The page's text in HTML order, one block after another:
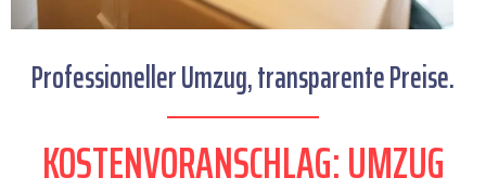
Professioneller Umzug, transparente Preise.
KOSTENVORANSCHLAG: UMZUG